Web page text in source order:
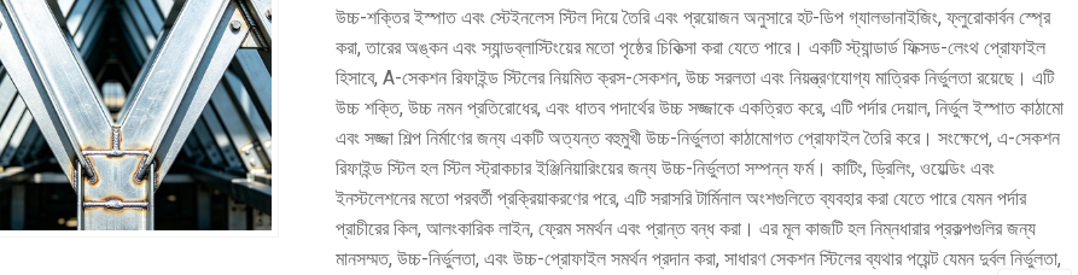
উচ্চ-শক্তির ইস্পাত এবং স্টেইনলেস স্টিল দিয়ে তৈরি এবং প্রয়োজন অনুসারে হট-ডিপ গ্যালভানাইজিং, ফ্লুরোকার্বন স্প্রে
করা, তারের অঙ্কন এবং স্যান্ডব্লাস্টিংয়ের মতো পৃষ্ঠের চিকিত্সা করা যেতে পারে। একটি স্ট্যান্ডার্ড ফিক্সড-লেংথ প্রোফাইল
হিসাবে, A-সেকশন রিফাইন্ড স্টিলের নিয়মিত ক্রস-সেকশন, উচ্চ সরলতা এবং নিয়ন্ত্রণযোগ্য মাত্রিক নির্ভুলতা রয়েছে। এটি
উচ্চ শক্তি, উচ্চ নমন প্রতিরোধের, এবং ধাতব পদার্থের উচ্চ সজ্জাকে একত্রিত করে, এটি পর্দার দেয়াল, নির্ভুল ইস্পাত কাঠামো
এবং সজ্জা শিল্প নির্মাণের জন্য একটি অত্যন্ত বহুমুখী উচ্চ-নির্ভুলতা কাঠামোগত প্রোফাইল তৈরি করে। সংক্ষেপে, এ-সেকশন
রিফাইন্ড স্টিল হল স্টিল স্ট্রাকচার ইঞ্জিনিয়ারিংয়ের জন্য উচ্চ-নির্ভুলতা সম্পন্ন ফর্ম। কাটিং, ড্রিলিং, ওয়েল্ডিং এবং
ইনস্টলেশনের মতো পরবর্তী প্রক্রিয়াকরণের পরে, এটি সরাসরি টার্মিনাল অংশগুলিতে ব্যবহার করা যেতে পারে যেমন পর্দার
প্রাচীরের কিল, আলংকারিক লাইন, ফ্রেম সমর্থন এবং প্রান্ত বন্ধ করা। এর মূল কাজটি হল নিম্নধারার প্রকল্পগুলির জন্য
মানসম্মত, উচ্চ-নির্ভুলতা, এবং উচ্চ-প্রোফাইল সমর্থন প্রদান করা, সাধারণ সেকশন স্টিলের ব্যথার পয়েন্ট যেমন দুর্বল নির্ভুলতা,